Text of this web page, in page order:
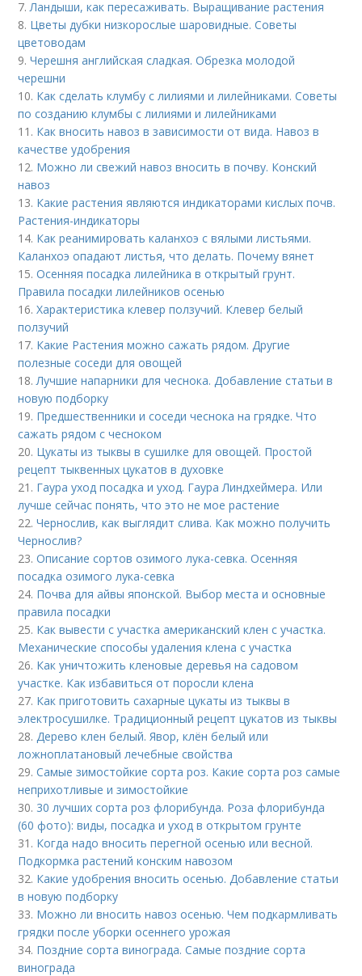
7. Ландыши, как пересаживать. Выращивание растения
8. Цветы дубки низкорослые шаровидные. Советы
цветоводам
9.Черешня английская сладкая. Обрезка молодой
черешни
10. Как сделать клумбу с лилиями и лилейниками. Советы
по созданию клумбы с лилиями и лилейниками
11. Как вносить навоз в зависимости от вида. Навоз в
качестве удобрения
12. Можно ли свежий навоз вносить в почву. Конский
навоз
13. Какие растения являются индикаторами кислых почв.
Растения-индикаторы
14. Как реанимировать каланхоэ с вялыми листьями.
Каланхоэ опадают листья, что делать. Почему вянет
15.Осенняя посадка лилейника в открытый грунт.
Правила посадки лилейников осенью
16.Характеристика клевер ползучий. Клевер белый
ползучий
17. Какие Растения можно сажать рядом. Другие
полезные соседи для овощей
18. Лучшие напарники для чеснока. Добавление статьи в
новую подборку
19. Предшественники и соседи чеснока на грядке. Что
сажать рядом с чесноком
20. Цукаты из тыквы в сушилке для овощей. Простой
рецепт тыквенных цукатов в духовке
21. Гаура уход посадка и уход. Гаура Линдхеймера. Или
лучше сейчас понять, что это не мое растение
22.Чернослив, как выглядит слива. Как можно получить
Чернослив?
23.Описание сортов озимого лука-севка. Осенняя
посадка озимого лука-севка
24. Почва для айвы японской. Выбор места и основные
правила посадки
25. Как вывести с участка американский клен с участка.
Механические способы удаления клена с участка
26. Как уничтожить кленовые деревья на садовом
участке. Как избавиться от поросли клена
27. Как приготовить сахарные цукаты из тыквы в
электросушилке. Традиционный рецепт цукатов из тыквы
28. Дерево клен белый. Явор, клён белый или
ложноплатановый лечебные свойства
29.Самые зимостойкие сорта роз. Какие сорта роз самые
неприхотливые и зимостойкие
30. 30 лучших сорта роз флорибунда. Роза флорибунда
(60 фото): виды, посадка и уход в открытом грунте
31. Когда надо вносить перегной осенью или весной.
Подкормка растений конским навозом
32. Какие удобрения вносить осенью. Добавление статьи
в новую подборку
33. Можно ли вносить навоз осенью. Чем подкармливать
грядки после уборки осеннего урожая
34. Поздние сорта винограда. Самые поздние сорта
винограда